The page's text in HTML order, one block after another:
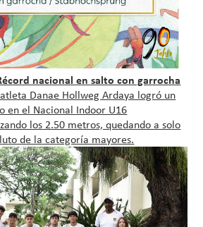
nacional en salto con garrocha
Danae Hollweg Ardaya logró un
en el Nacional Indoor U16
los 2.50 metros, quedando a solo
de la categoría mayores.